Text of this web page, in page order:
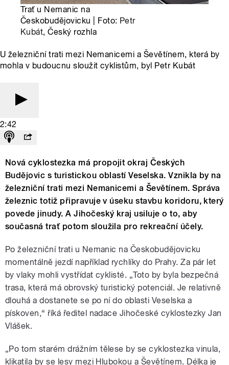
Trať u Nemanic na
Českobudějovicku | Foto: Petr
Kubát, Český rozhla
U železniční trati mezi Nemanicemi a Ševětínem, která by
mohla v budoucnu sloužit cyklistům, byl Petr Kubát
2:42
Nová cyklostezka má propojit okraj Českých
Budějovic s turistickou oblastí Veselska. Vznikla by na
železniční trati mezi Nemanicemi a Ševětínem. Správa
železnic totiž připravuje v úseku stavbu koridoru, který
povede jinudy. A Jihočeský kraj usiluje o to, aby
současná trať potom sloužila pro rekreační účely.
Po železniční trati u Nemanic na Českobudějovicku
momentálně jezdí například rychlíky do Prahy. Za pár let
by vlaky mohli vystřídat cyklisté. „Toto by byla bezpečná
trasa, která má obrovský turistický potenciál. Je relativně
dlouhá a dostanete se po ní do oblasti Veselska a
pískoven,“ říká ředitel nadace Jihočeské cyklostezky Jan
Vlášek.
„Po tom starém drážním tělese by se cyklostezka vinula,
klikatila by se lesy mezi Hlubokou a Ševětínem. Délka je